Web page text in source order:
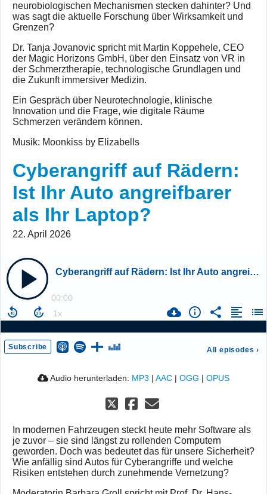
neurobiologischen Mechanismen stecken dahinter? Und
was sagt die aktuelle Forschung über Wirksamkeit und
Grenzen?
Dr. Tanja Jovanovic spricht mit Martin Koppehele, CEO
der Magic Horizons GmbH, über den Einsatz von VR in
der Schmerztherapie, technologische Grundlagen und
die Zukunft immersiver Medizin.
Ein Gespräch über Neurotechnologie, klinische
Innovation und die Frage, wie digitale Räume
Schmerzen verändern können.
Musik: Moonkiss by Elizabells
Cyberangriff auf Rädern:
Ist Ihr Auto angreifbarer
als Ihr Laptop?
22. April 2026
Cyberangriff auf Rädern: Ist Ihr Auto angreifbarer als Ihr Laptop?
00:00
Subscribe All episodes ›
Audio herunterladen: MP3 | AAC | OGG | OPUS
In modernen Fahrzeugen steckt heute mehr Software als
je zuvor – sie sind längst zu rollenden Computern
geworden. Doch was bedeutet das für unsere Sicherheit?
Wie anfällig sind Autos für Cyberangriffe und welche
Risiken entstehen durch zunehmende Vernetzung?